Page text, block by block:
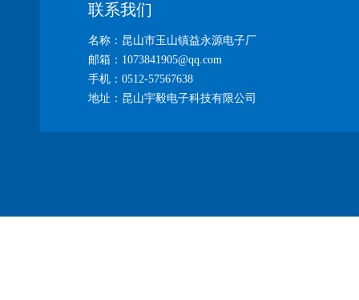
联系我们
名称：昆山市玉山镇益永源电子厂
邮箱：1073841905@qq.com
手机：0512-57567638
地址：昆山宇毅电子科技有限公司